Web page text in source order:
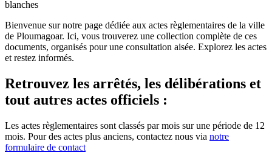
Bienvenue sur notre page dédiée aux actes règlementaires de la ville
de Ploumagoar. Ici, vous trouverez une collection complète de ces
documents, organisés pour une consultation aisée. Explorez les actes
et restez informés.
Retrouvez les arrêtés, les délibérations et
tout autres actes officiels :
Les actes règlementaires sont classés par mois sur une période de 12
mois. Pour des actes plus anciens, contactez nous via notre
formulaire de contact